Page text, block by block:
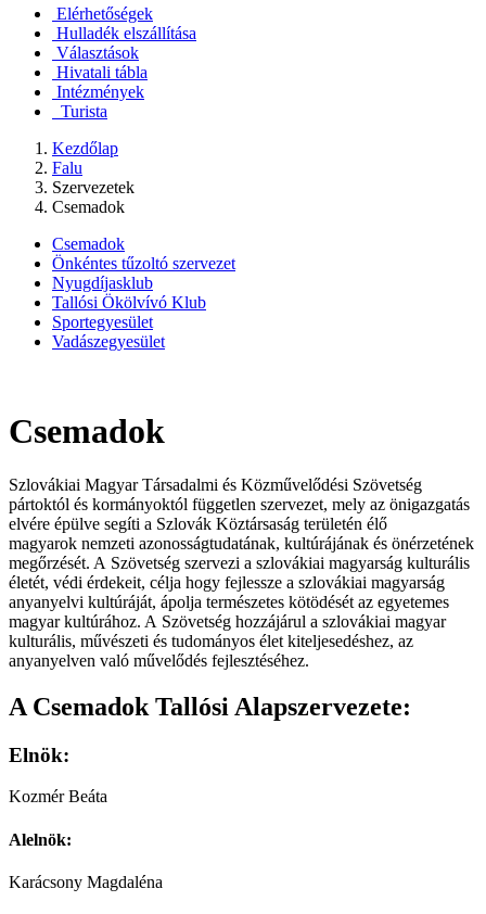
Elérhetőségek
Hulladék elszállítása
Választások
Hivatali tábla
Intézmények
Turista
Kezdőlap
Falu
Szervezetek
Csemadok
Csemadok
Önkéntes tűzoltó szervezet
Nyugdíjasklub
Tallósi Ökölvívó Klub
Sportegyesület
Vadászegyesület
Csemadok
Szlovákiai Magyar Társadalmi és Közművelődési Szövetség
pártoktól és kormányoktól független szervezet, mely az önigazgatás
elvére épülve segíti a Szlovák Köztársaság területén élő
magyarok nemzeti azonosságtudatának, kultúrájának és önérzetének
megőrzését. A Szövetség szervezi a szlovákiai magyarság kulturális
életét, védi érdekeit, célja hogy fejlessze a szlovákiai magyarság
anyanyelvi kultúráját, ápolja természetes kötödését az egyetemes
magyar kultúrához. A Szövetség hozzájárul a szlovákiai magyar
kulturális, művészeti és tudományos élet kiteljesedéshez, az
anyanyelven való művelődés fejlesztéséhez.
A Csemadok Tallósi Alapszervezete:
Elnök:
Kozmér Beáta
Alelnök:
Karácsony Magdaléna